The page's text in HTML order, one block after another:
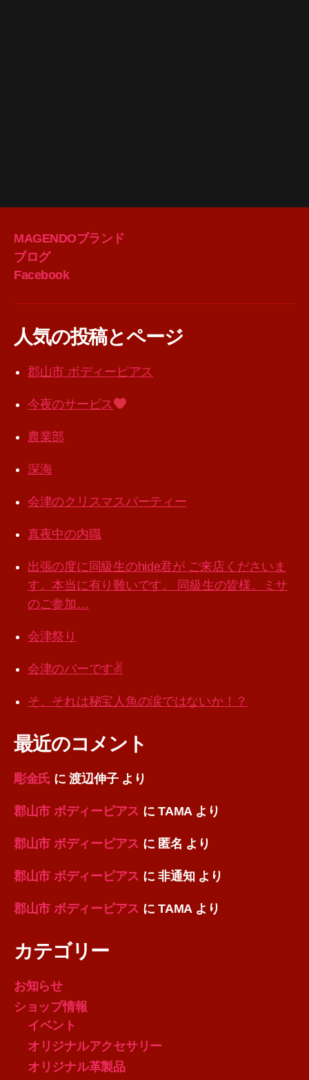
MAGENDOブランド
ブログ
Facebook
人気の投稿とページ
郡山市 ボディーピアス
今夜のサービス
農業部
深海
会津のクリスマスパーティー
真夜中の内職
出張の度に同級生のhide君が ご来店くださいま
す。本当に有り難いです。 同級生の皆様。ミサ
のご参加…
会津祭り
会津のバーです✌️
そ、それは秘宝人魚の涙ではないか！？
最近のコメント
彫金氏 に渡辺伸子より
郡山市 ボディーピアス にTAMAより
郡山市 ボディーピアス に 匿名 より
郡山市 ボディーピアス に非通知 より
郡山市 ボディーピアス にTAMAより
カテゴリー
お知らせ
ショップ情報
イベント
オリジナルアクセサリー
オリジナル革製品